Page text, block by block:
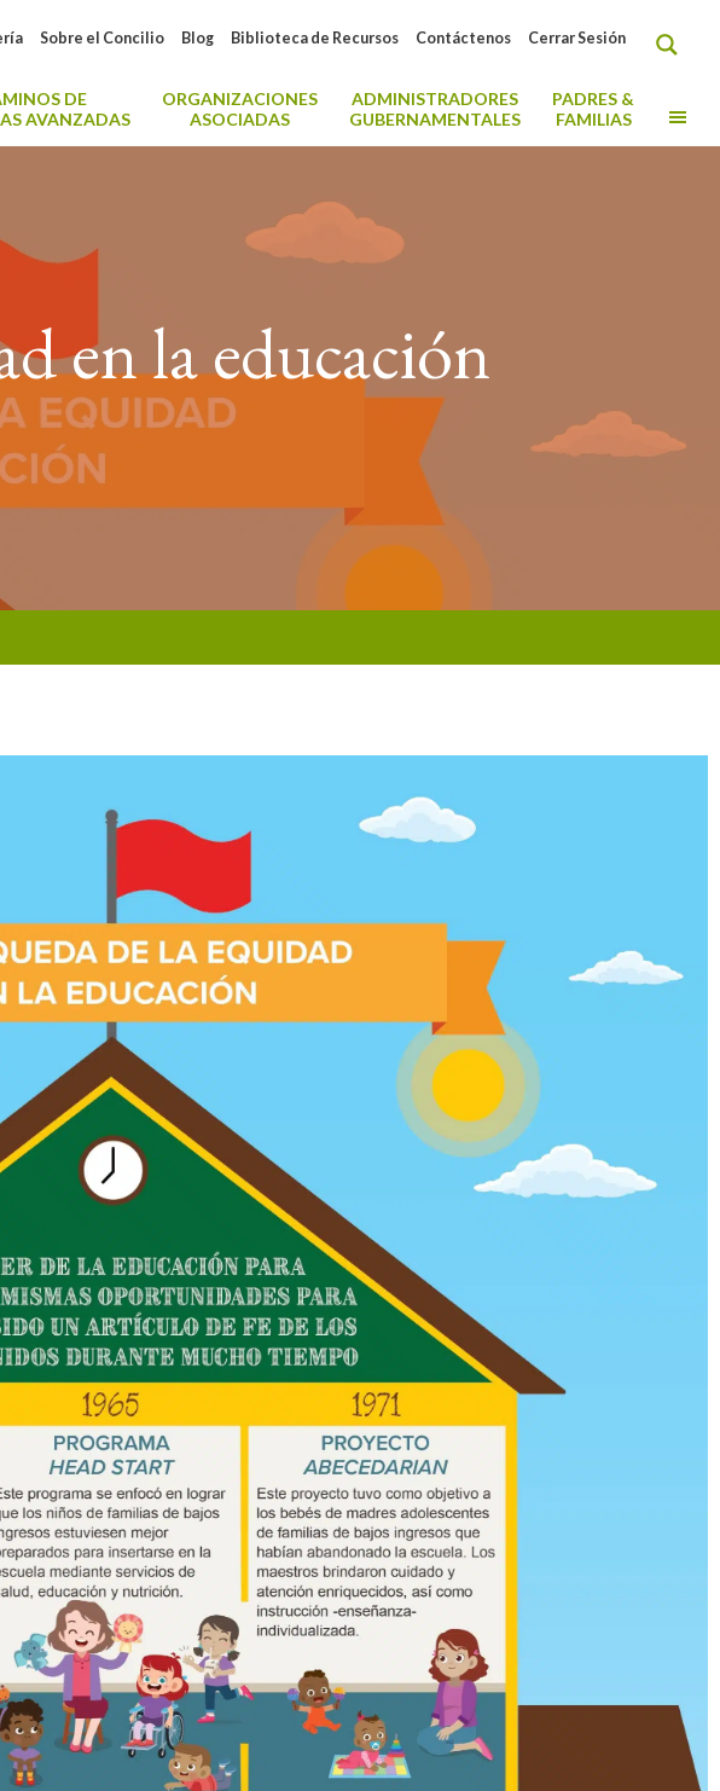
Cerrar Sesión
Contáctenos
Biblioteca de Recursos
Blog
Sobre el Concilio
DE
AVANZADAS
ORGANIZACIONES
ASOCIADAS
ADMINISTRADORES
GUBERNAMENTALES
PADRES &
FAMILIAS
en la educación